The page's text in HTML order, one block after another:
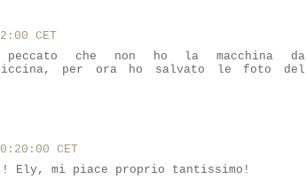
CET
che non ho la macchina da
per ora ho salvato le foto del
CET
Ely, mi piace proprio tantissimo!